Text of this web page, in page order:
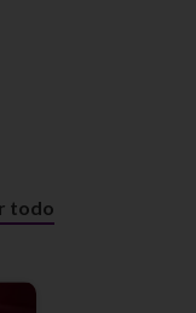
todo